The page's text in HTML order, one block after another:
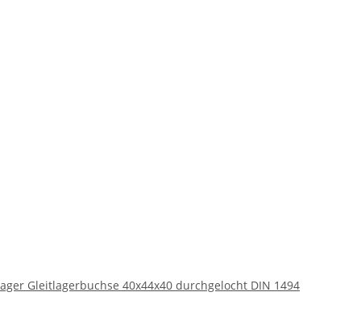
Gleitlagerbuchse 40x44x40 durchgelocht DIN 1494